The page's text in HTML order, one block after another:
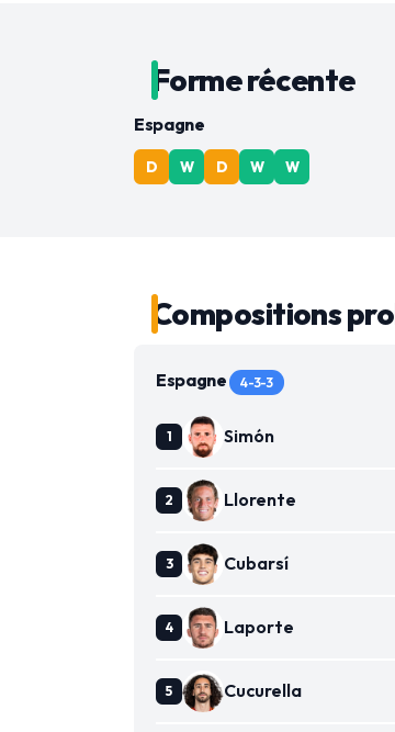
Forme récente
Espagne
D W D W W
Compositions
Espagne 4-3-3
Simón
Llorente
Cubarsí
Laporte
Cucurella